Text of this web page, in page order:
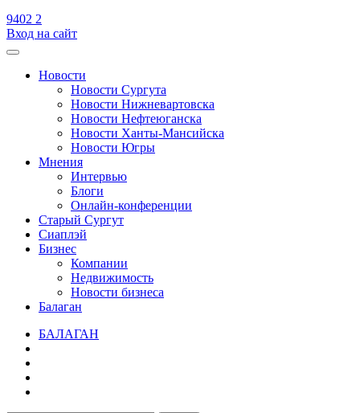
9402 2
Вход на сайт
Новости
Новости Сургута
Новости Нижневартовска
Новости Нефтеюганска
Новости Ханты-Мансийска
Новости Югры
Мнения
Интервью
Блоги
Онлайн-конференции
Старый Сургут
Сиаплэй
Бизнес
Компании
Недвижимость
Новости бизнеса
Балаган
БАЛАГАН